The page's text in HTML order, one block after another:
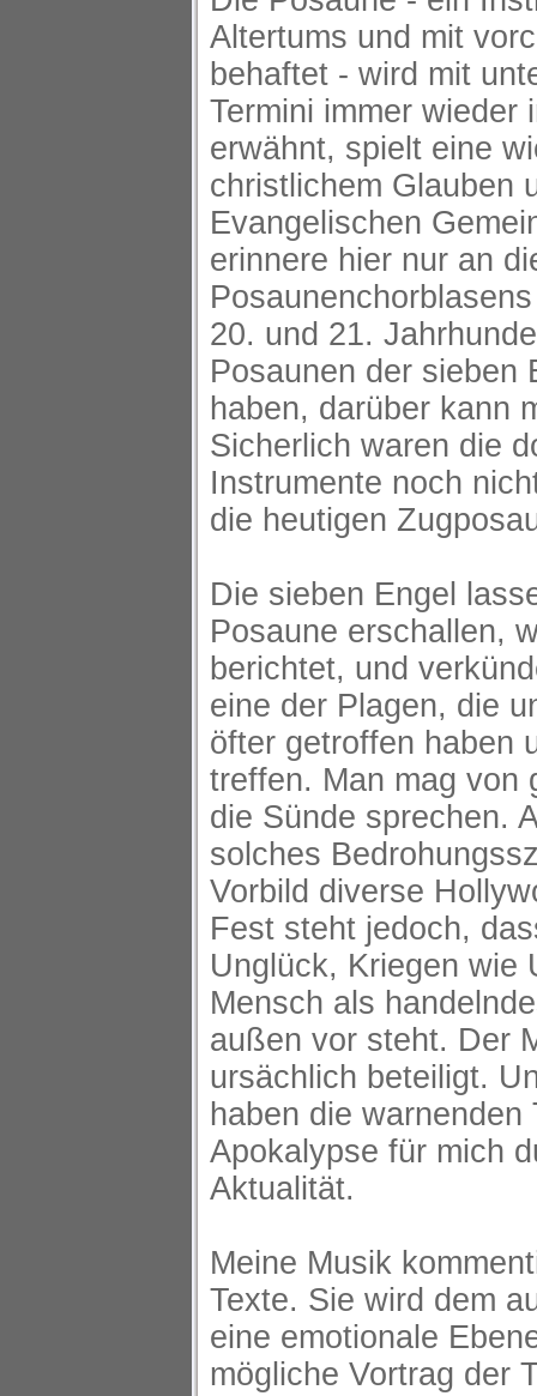
Altertums und mit
behaftet - wird mit
Termini immer wieder
erwähnt, spielt eine
christlichem Glauben
Evangelischen
erinnere hier nur an
20. und 21.
Posaunen der sieben
haben, darüber kann
Sicherlich waren die
Instrumente noch
die heutigen
Die sieben Engel
Posaune erschallen,
berichtet, und
eine der Plagen, die
öfter getroffen haben
treffen. Man mag von
die Sünde sprechen.
solches
Vorbild diverse
Fest steht jedoch,
Unglück, Kriegen wie
Mensch als
außen vor steht. Der
ursächlich beteiligt.
haben die warnenden
Apokalypse für mich
Aktualität.
Meine Musik
Texte. Sie wird dem
eine emotionale
mögliche Vortrag der